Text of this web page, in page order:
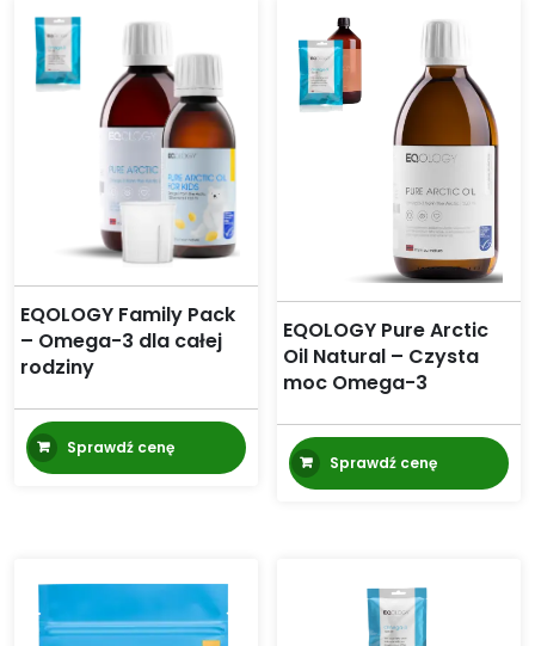
EQOLOGY Family Pack
– Omega-3 dla całej
rodziny
Sprawdź cenę
EQOLOGY Pure Arctic
Oil Natural – Czysta
moc Omega-3
Sprawdź cenę